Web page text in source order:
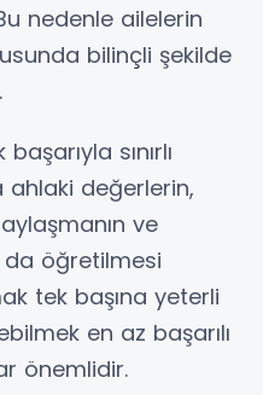
nedenle ailelerin
bilinçli şekilde
sınırlı
ahlaki değerlerin,
ve
öğretilmesi
tek başına yeterli
en az başarılı
önemlidir.